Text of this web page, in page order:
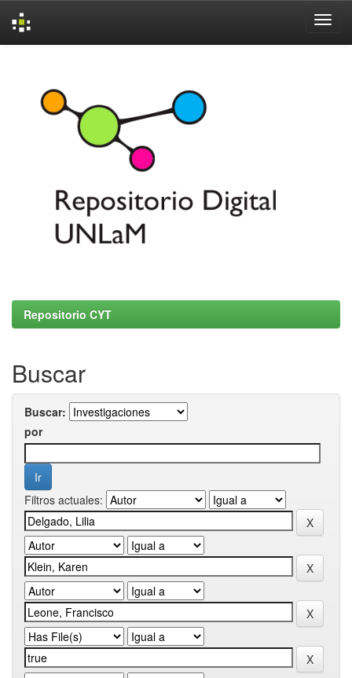
Repositorio CYT
Buscar
Buscar:
por
Filtros actuales: